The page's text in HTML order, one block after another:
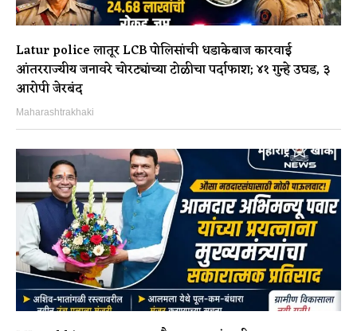
Latur police लातूर LCB पोलिसांची धडाकेबाज कारवाई
आंतरराज्यीय जनावरे चोरट्यांच्या टोळीचा पर्दाफाश; ४१ गुन्हे उघड, ३
आरोपी जेरबंद
Maharashtrakhaki